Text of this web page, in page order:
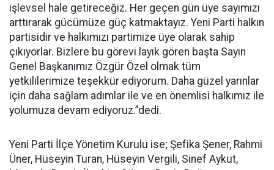
işlevsel hale getireceğiz. Her geçen gün üye sayımızı
arttırarak gücümüze güç katmaktayız. Yeni Parti halkın
partisidir ve halkımızı partimize üye olarak sahip
çıkıyorlar. Bizlere bu görevi layık gören başta Sayın
Genel Başkanımız Özgür Özel olmak tüm
yetkililerimize teşekkür ediyorum. Daha güzel yarınlar
için daha sağlam adımlar ile ve en önemlisi halkımız ile
yolumuza devam ediyoruz.”dedi.
Yeni Parti İlçe Yönetim Kurulu ise; Şefika Şener, Rahmi
Üner, Hüseyin Turan, Hüseyin Vergili, Sinef Aykut,